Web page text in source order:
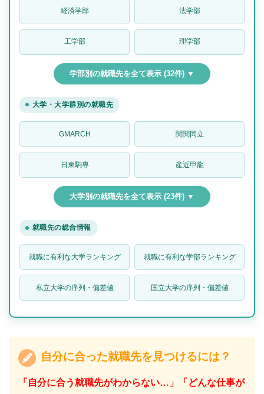
経済学部 法学部
工学部 理学部
学部別の就職先を全て表示 (32件) ▼
大学・大学群別の就職先
GMARCH 関関同立
日東駒専 産近甲龍
大学別の就職先を全て表示 (23件) ▼
就職先の総合情報
就職に有利な大学ランキング 就職に有利な学部ランキング
私立大学の序列・偏差値 国立大学の序列・偏差値
自分に合った就職先を見つけるには？
「自分に合う就職先がわからない…」「どんな仕事が